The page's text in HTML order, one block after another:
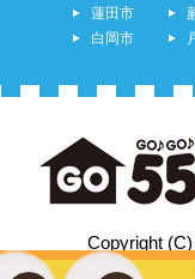
蓮田市
白岡市
Copyright